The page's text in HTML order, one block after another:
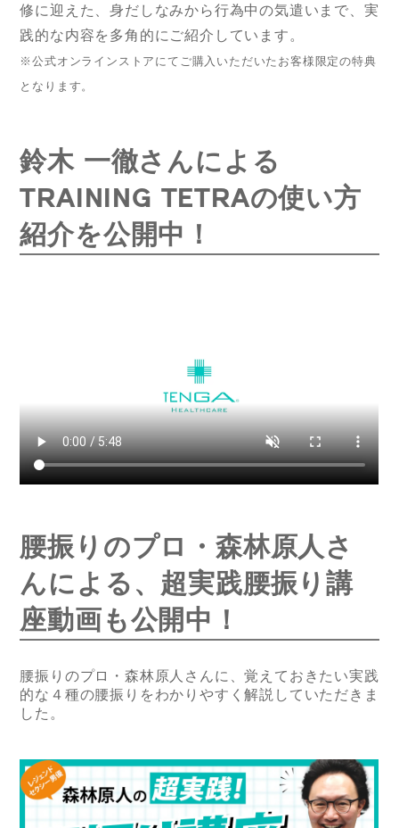
修に迎えた、身だしなみから行為中の気遣いまで、実
践的な内容を多角的にご紹介しています。
※公式オンラインストアにてご購入いただいたお客様限定の特典
となります。
鈴木 一徹さんによる
TRAINING TETRAの使い方
紹介を公開中！
腰振りのプロ・森林原人さ
んによる、超実践腰振り講
座動画も公開中！
腰振りのプロ・森林原人さんに、覚えておきたい実践
的な４種の腰振りをわかりやすく解説していただきま
した。